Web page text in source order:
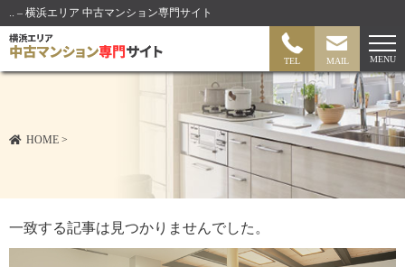
.. – 横浜エリア 中古マンション専門サイト
TEL MAIL MENU
HOME >
一致する記事は見つかりませんでした。